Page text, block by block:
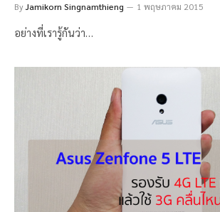
ByJamikorn Singnamthieng 1 พฤษภาคม 2015
อย่างที่เรารู้กันว่า…